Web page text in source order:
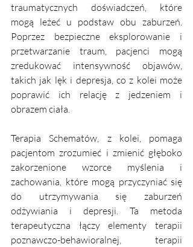
traumatycznych doświadczeń, które
mogą leżeć u podstaw obu zaburzeń.
Poprzez bezpieczne eksplorowanie i
przetwarzanie traum, pacjenci mogą
zredukować intensywność objawów,
takich jak lęk i depresja, co z kolei może
poprawić ich relację z jedzeniem i
obrazem ciała.
Terapia Schematów, z kolei, pomaga
pacjentom zrozumieć i zmienić głęboko
zakorzenione wzorce myślenia i
zachowania, które mogą przyczyniać się
do utrzymywania się zaburzeń
odżywiania i depresji. Ta metoda
terapeutyczna łączy elementy terapii
poznawczo-behawioralnej, terapii